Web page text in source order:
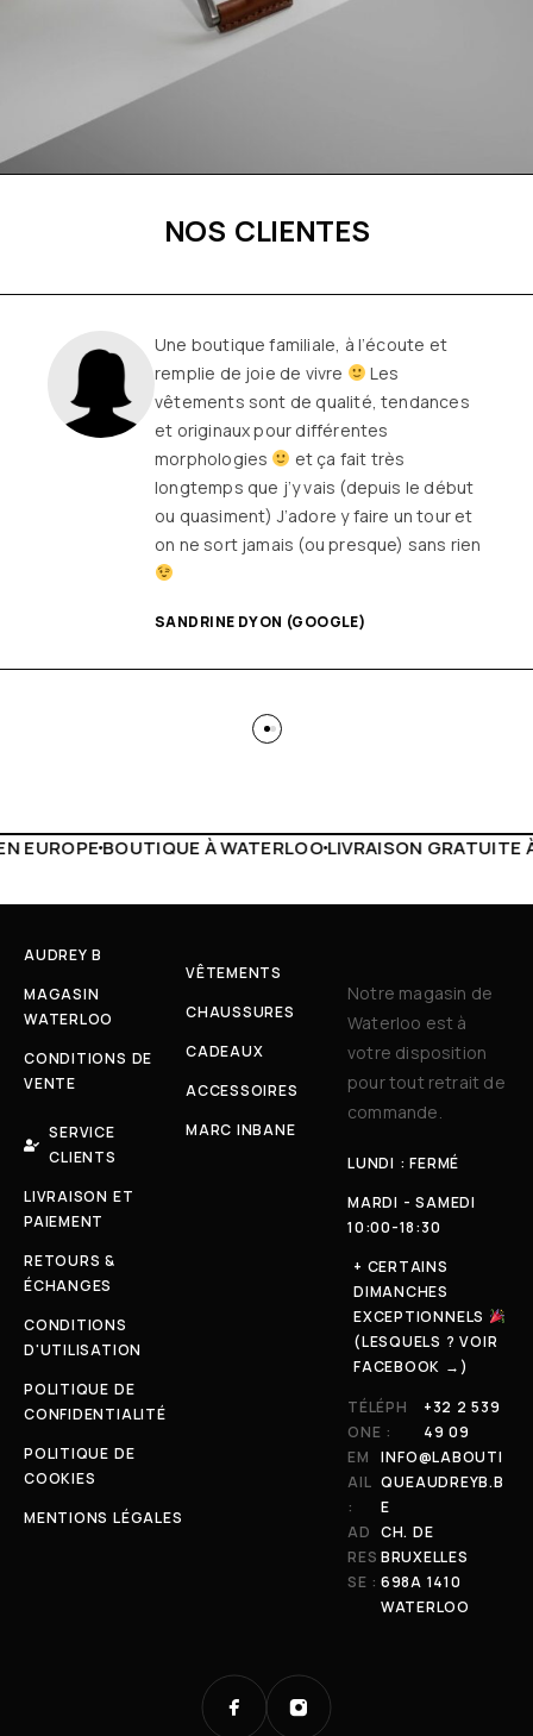
NOS CLIENTES
Une boutique familiale, à l’écoute et
remplie de joie de vivre
Les
vêtements sont de qualité, tendances
et originaux pour différentes
morphologies
et ça fait très
longtemps que j’y vais (depuis le début
ou quasiment) J’adore y faire un tour et
on ne sort jamais (ou presque) sans rien
SANDRINE DYON (GOOGLE)
LIVRAISON GRATUITE À PARTIR DE 150€LIVE
AUDREY B
MAGASIN
WATERLOO
CONDITIONS DE
VENTE
SERVICE
CLIENTS
LIVRAISON ET
PAIEMENT
RETOURS &
ÉCHANGES
CONDITIONS
D'UTILISATION
POLITIQUE DE
CONFIDENTIALITÉ
POLITIQUE DE
COOKIES
MENTIONS LÉGALES
VÊTEMENTS
CHAUSSURES
CADEAUX
ACCESSOIRES
MARC INBANE
Notre magasin de
Waterloo est à
votre disposition
pour tout retrait de
commande.
LUNDI : FERMÉ
MARDI - SAMEDI
10:00-18:30
+ CERTAINS
DIMANCHES
EXCEPTIONNELS
(LESQUELS ? VOIR
FACEBOOK →)
TÉLÉPH
ONE :
+32 2 539
49 09
EM
AIL
:
INFO@LABOUTI
QUEAUDREYB.B
E
AD
RES
SE :
CH. DE
BRUXELLES
698A 1410
WATERLOO